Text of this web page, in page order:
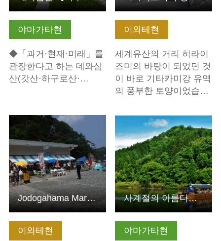
야마가타현
◆「과거·현재·미래」를
관장한다고 하는 데와삼
산(갓산·하구로산·…
이와테현
세계유산의 거리 히라이
즈미의 바탕이 되었던 것
이 바로 기타카미강 유역
의 풍부한 토양이었습…
이와테현
기본정보 보기
Jodogahama Marine House
야마가타현
기본정보 보기
사계절의 아름다움을 가까이에서 만끽하는 모가미강 뱃놀이